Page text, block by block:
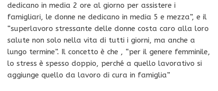
dedicano in media 2 ore al giorno per assistere i
famigliari, le donne ne dedicano in media 5 e mezza”, e il
“superlavoro stressante delle donne costa caro alla loro
salute non solo nella vita di tutti i giorni, ma anche a
lungo termine”. Il concetto è che , “per il genere femminile,
lo stress è spesso doppio, perché a quello lavorativo si
aggiunge quello da lavoro di cura in famiglia”